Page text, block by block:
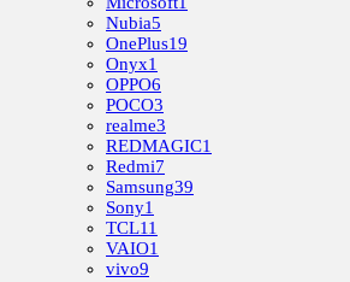
Nubia5
OnePlus19
Onyx1
OPPO6
POCO3
realme3
REDMAGIC1
Redmi7
Samsung39
Sony1
TCL11
VAIO1
vivo9